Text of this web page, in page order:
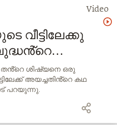
Video
വീട്ടിലേക്കു
അയച്ചതിൻ്റെ
Why Gautama
ശിഷ്യനെ ഒരു
അയച്ചതിൻ്റെ കഥ
പറയുന്നു.